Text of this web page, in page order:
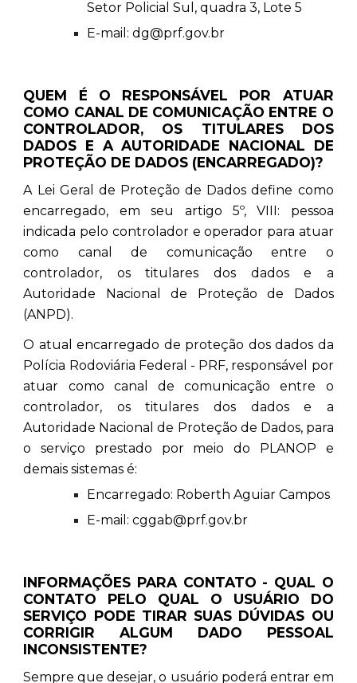
Setor Policial Sul, quadra 3, Lote 5
E-mail: dg@prf.gov.br
QUEM É O RESPONSÁVEL POR ATUAR
COMO CANAL DE COMUNICAÇÃO ENTRE O
CONTROLADOR, OS TITULARES DOS
DADOS E A AUTORIDADE NACIONAL DE
PROTEÇÃO DE DADOS (ENCARREGADO)?
A Lei Geral de Proteção de Dados define como
encarregado, em seu artigo 5º, VIII: pessoa
indicada pelo controlador e operador para atuar
como canal de comunicação entre o
controlador, os titulares dos dados e a
Autoridade Nacional de Proteção de Dados
(ANPD).
O atual encarregado de proteção dos dados da
Polícia Rodoviária Federal - PRF, responsável por
atuar como canal de comunicação entre o
controlador, os titulares dos dados e a
Autoridade Nacional de Proteção de Dados, para
o serviço prestado por meio do PLANOP e
demais sistemas é:
Encarregado: Roberth Aguiar Campos
E-mail: cggab@prf.gov.br
INFORMAÇÕES PARA CONTATO - QUAL O
CONTATO PELO QUAL O USUÁRIO DO
SERVIÇO PODE TIRAR SUAS DÚVIDAS OU
CORRIGIR ALGUM DADO PESSOAL
INCONSISTENTE?
Sempre que desejar, o usuário poderá entrar em